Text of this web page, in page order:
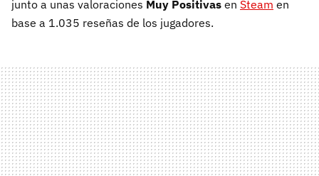
junto a unas valoraciones Muy Positivas en Steam en
base a 1.035 reseñas de los jugadores.